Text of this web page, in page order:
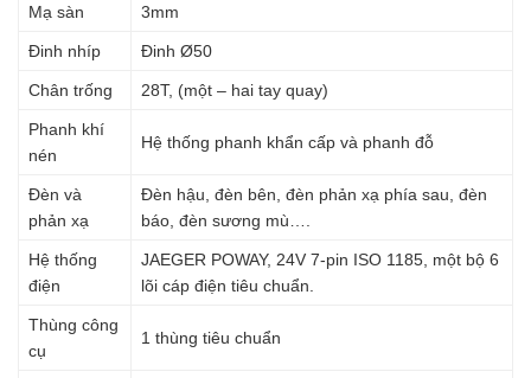
Mạ sàn 3mm
Đinh nhíp Đinh Ø50
Chân trống 28T, (một – hai tay quay)
Phanh khí
nén
Hệ thống phanh khẩn cấp và phanh đỗ
Đèn và
phản xạ
Đèn hậu, đèn bên, đèn phản xạ phía sau, đèn
báo, đèn sương mù….
Hệ thống
điện
JAEGER POWAY, 24V 7-pin ISO 1185, một bộ 6
lõi cáp điện tiêu chuẩn.
Thùng công
cụ
1 thùng tiêu chuẩn